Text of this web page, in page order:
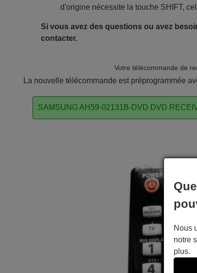
d'origine nécessite la touche SHIFT,
Si vous avez des questions ou avez
contacter.
Votre télécommande de
La nouvelle télécommande est préprogrammée
SAMSUNG AH59-02131B-DVD DVD
Nous
notre
plus.